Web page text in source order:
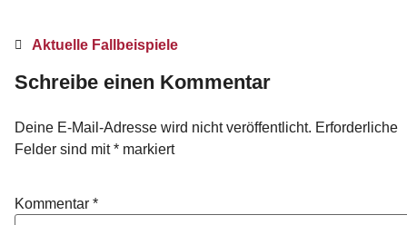
Aktuelle Fallbeispiele
Schreibe einen Kommentar
Deine E-Mail-Adresse wird nicht veröffentlicht. Erforderliche
Felder sind mit* markiert
Kommentar *